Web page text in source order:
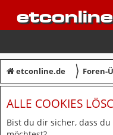
etconline.de 〉 Foren-
ALLE COOKIES
Bist du dir sicher, dass du